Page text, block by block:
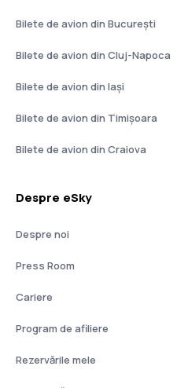
Bilete de avion din București
Bilete de avion din Cluj-Napoca
Bilete de avion din Iași
Bilete de avion din Timișoara
Bilete de avion din Craiova
Despre eSky
Despre noi
Press Room
Cariere
Program de afiliere
Rezervările mele